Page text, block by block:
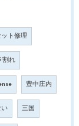
ト修理
割れ
豊中庄内
三国